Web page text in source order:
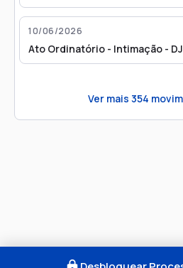
10/06/2026
Ato Ordinatório - Intimação -
Ver mais 354